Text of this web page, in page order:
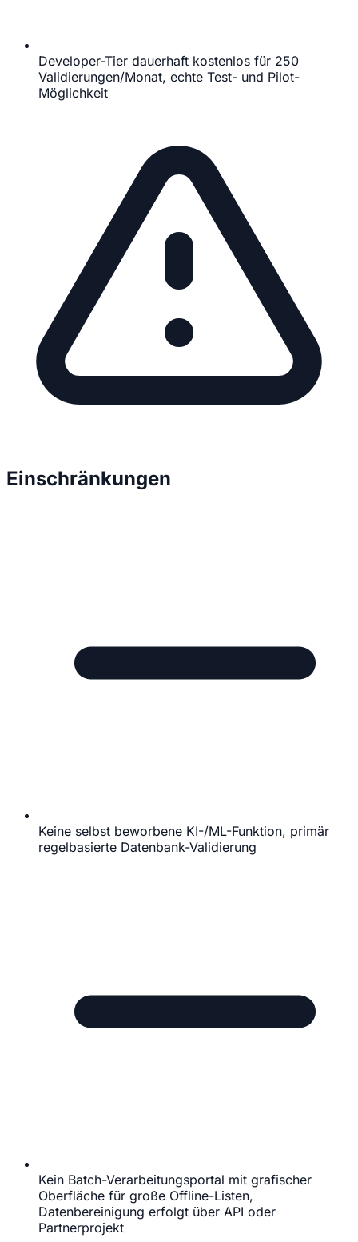
Developer-Tier dauerhaft kostenlos für 250
Validierungen/Monat, echte Test- und Pilot-
Möglichkeit
Einschränkungen
Keine selbst beworbene KI-/ML-Funktion, primär
regelbasierte Datenbank-Validierung
Kein Batch-Verarbeitungsportal mit grafischer
Oberfläche für große Offline-Listen,
Datenbereinigung erfolgt über API oder
Partnerprojekt